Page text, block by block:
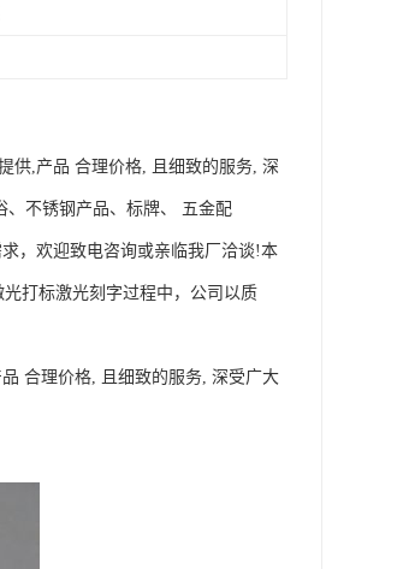
供,产品 合理价格, 且细致的服务, 深
、不锈钢产品、标牌、 五金配
，欢迎致电咨询或亲临我厂洽谈!本
打标激光刻字过程中，公司以质
合理价格, 且细致的服务, 深受广大